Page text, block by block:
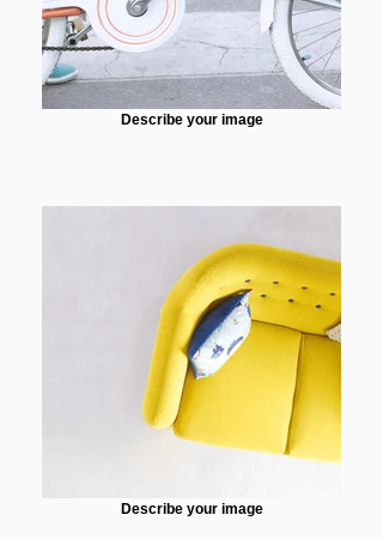
Describe your image
Describe your image